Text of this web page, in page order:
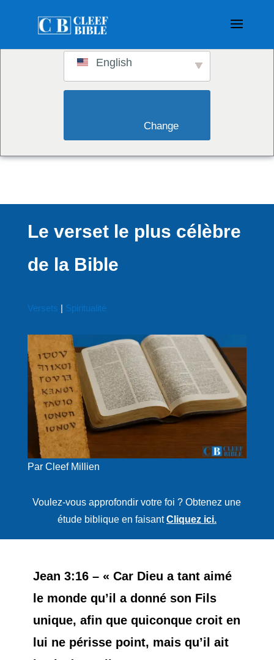
Switch to:
English
Le verset le plus célèbre
de la Bible
Versets | Spiritualité
Par Cleef Millien
Voulez-vous approfondir votre foi ? Obtenez une
étude biblique en faisantCliquez ici.
Jean 3:16– « Car Dieu a tant aimé
le monde qu’il a donné son Fils
unique, afin que quiconque croit en
lui ne périsse point, mais qu’il ait